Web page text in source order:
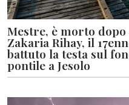
Mestre, è morto
Zakaria Rihay, il
battuto la testa sul
pontile a Jesolo